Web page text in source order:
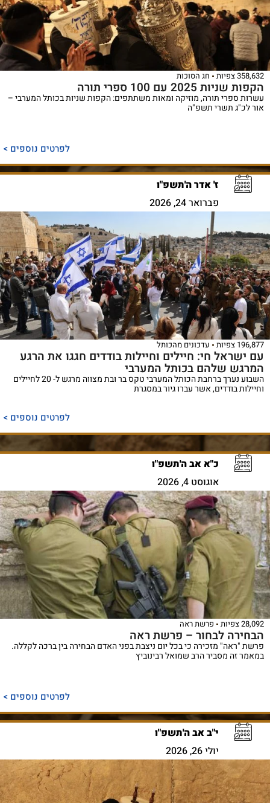
358,632 צפיות חג הסוכות
הקפות שניות 2025 עם 100 ספרי תורה
עשרות ספרי תורה, מוזיקה ומאות משתתפים: הקפות שניות בכותל המערבי –
אור לכ"ג תשרי תשפ"ה
לפרטים נוספים >
ז' אדר ה'תשפ"ו
פברואר 24, 2026
196,877 צפיות עדכונים מהכותל
עם ישראל חי: חיילים וחיילות בודדים חגגו את הרגע
המרגש שלהם בכותל המערבי
השבוע נערך ברחבת הכותל המערבי טקס בר ובת מצווה מרגש ל- 20 לחיילים
וחיילות בודדים, אשר עברו גיור במסגרת
לפרטים נוספים >
כ"א אב ה'תשפ"ו
אוגוסט 4, 2026
28,092 צפיות פרשת ראה
הבחירה לבחור – פרשת ראה
פרשת "ראה" מזכירה כי בכל יום ניצבת בפני האדם הבחירה בין ברכה לקללה.
במאמר זה מסביר הרב שמואל רבינוביץ
לפרטים נוספים >
י"ב אב ה'תשפ"ו
יולי 26, 2026